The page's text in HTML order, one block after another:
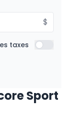
$
taxes Inclure
Sport